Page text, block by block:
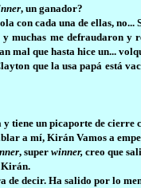
, un ganador?
con cada una de ellas,
muchas me defraudaron y
mal que hasta hice un...
que la usa papá está
tiene un picaporte de cierre
a mí, Kirán Vamos a
, super winner, creo que
Kirán.
de decir. Ha salido por lo